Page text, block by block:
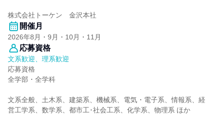
株式会社トーケン 金沢本社
開催月
2026年8月・9月・10月・11月
応募資格
文系歓迎、理系歓迎
応募資格
全学部・全学科
文系全般、土木系、建築系、機械系、電気・電子系、情報系、経
営工学系、数学系、都市工･社会工系、化学系、物理系 ほか